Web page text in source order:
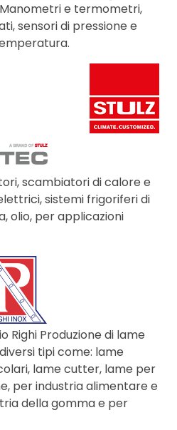
Manometri e termometri,
sensori di pressione e
scambiatori di calore e
sistemi frigoriferi di
olio, per applicazioni
Righi Produzione di lame
tipi come: lame
lame cutter, lame per
per industria alimentare e
della gomma e per